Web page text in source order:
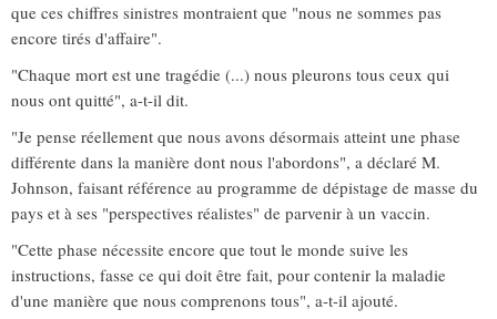
que ces chiffres sinistres montraient que "nous ne sommes pas
encore tirés d'affaire".
"Chaque mort est une tragédie (...) nous pleurons tous ceux qui
nous ont quitté", a-t-il dit.
"Je pense réellement que nous avons désormais atteint une phase
différente dans la manière dont nous l'abordons", a déclaré M.
Johnson, faisant référence au programme de dépistage de masse du
pays et à ses "perspectives réalistes" de parvenir à un vaccin.
"Cette phase nécessite encore que tout le monde suive les
instructions, fasse ce qui doit être fait, pour contenir la maladie
d'une manière que nous comprenons tous", a-t-il ajouté.